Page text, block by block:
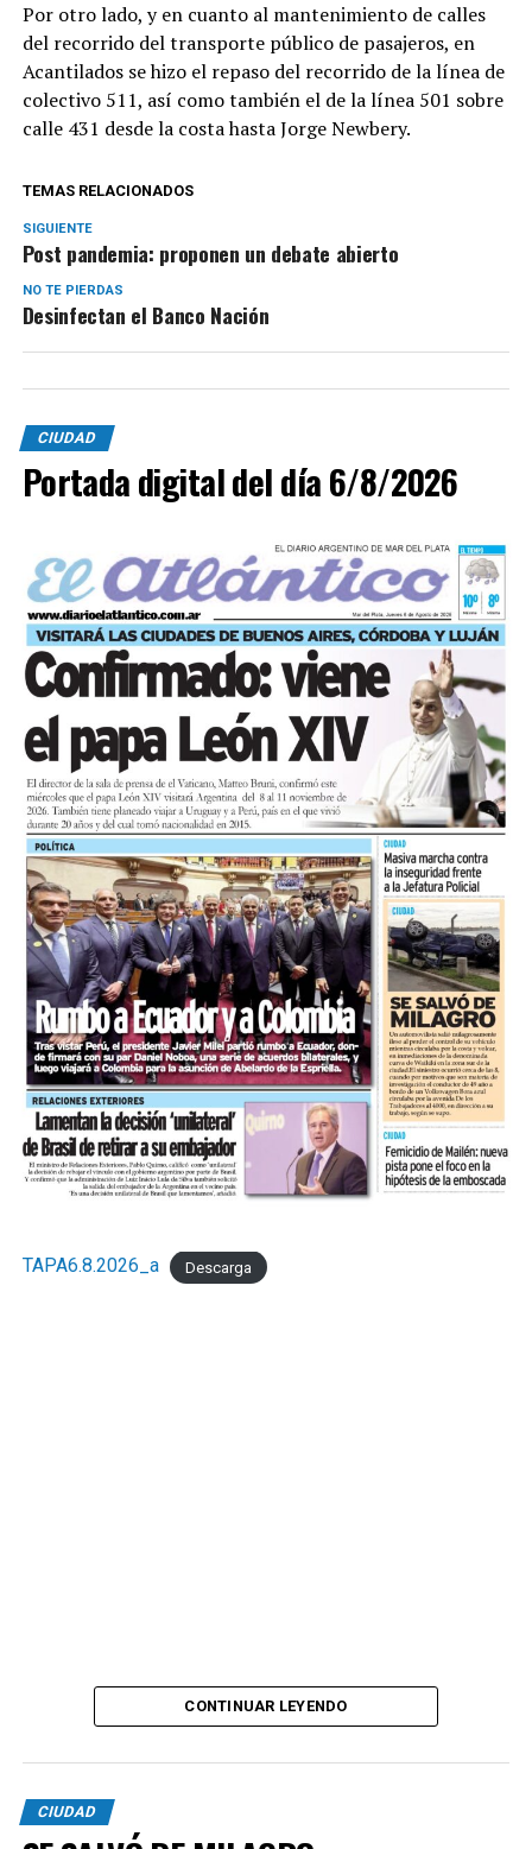
Por otro lado, y en cuanto al mantenimiento de calles
del recorrido del transporte público de pasajeros, en
Acantilados se hizo el repaso del recorrido de la línea de
colectivo 511, así como también el de la línea 501 sobre
calle 431 desde la costa hasta Jorge Newbery.
TEMAS RELACIONADOS
SIGUIENTE
Post pandemia: proponen un debate abierto
NO TE PIERDAS
Desinfectan el Banco Nación
CIUDAD
Portada digital del día 6/8/2026
TAPA6.8.2026_a Descarga
CONTINUAR LEYENDO
CIUDAD